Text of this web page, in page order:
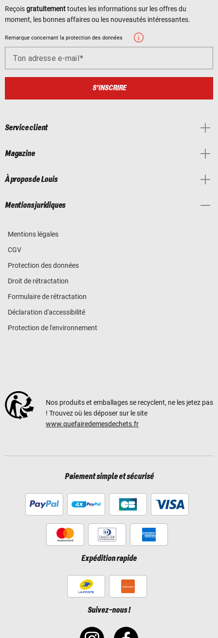
Reçoisgratuitementtoutes les informations sur les offres du
moment, les bonnes affaires ou les nouveautés intéressantes.
Remarque concernant la protection des données
Ton adresse e-mail
S'INSCRIRE
Service client
Magazine
À propos de Louis
Mentions juridiques
Mentions légales
CGV
Protection des données
Droit de rétractation
Formulaire de rétractation
Déclaration d'accessibilité
Protection de l'environnement
Nos produits et emballages se recyclent, ne les jetez pas
! Trouvez où les déposer sur le site
www.quefairedemesdechets.fr
Paiement simple et sécurisé
Expédition rapide
Suivez-nous !